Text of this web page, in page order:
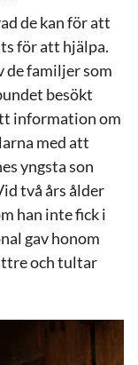
de kan för att
för att hjälpa.
de familjer som
besökt
information om
med att
yngsta son
två års ålder
han inte fick i
gav honom
och tultar